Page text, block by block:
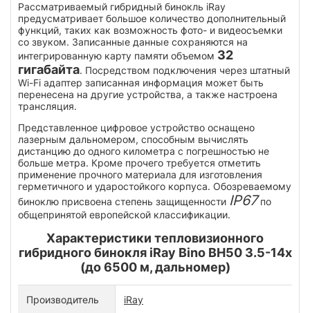
Рассматриваемый гибридный бинокль iRay
предусматривает большое количество дополнительный
функций, таких как возможность фото- и видеосъемки
со звуком. Записанные данные сохраняются на
интегрированную карту памяти объемом 32
гигабайта. Посредством подключения через штатный
Wi-Fi адаптер записанная информация может быть
перенесена на другие устройства, а также настроена
трансляция.
Представленное цифровое устройство оснащено
лазерным дальномером, способным вычислять
дистанцию до одного километра с погрешностью не
больше метра. Кроме прочего требуется отметить
применение прочного материала для изготовления
герметичного и ударостойкого корпуса. Обозреваемому
биноклю присвоена степень защищенности IP67по
общепринятой европейской классификации.
Характеристики тепловизионного
гибридного бинокля iRay Bino BH50 3.5-14x
(до 6500 м, дальномер)
Производитель iRay